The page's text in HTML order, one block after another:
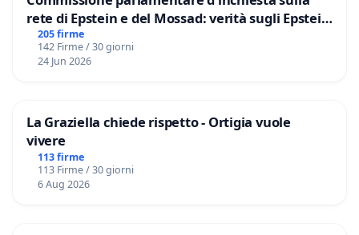
rete di Epstein e del Mossad: verità sugli Epstein
Files
205 firme
142 Firme / 30 giorni
24 Jun 2026
La Graziella chiede rispetto - Ortigia vuole
vivere
113 firme
113 Firme / 30 giorni
6 Aug 2026